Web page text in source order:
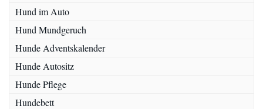
Hund im Auto
Hund Mundgeruch
Hunde Adventskalender
Hunde Autositz
Hunde Pflege
Hundebett